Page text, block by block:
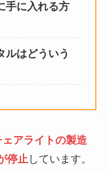
手に入れる方
ルはどういう
アライトの製造
停止しています。